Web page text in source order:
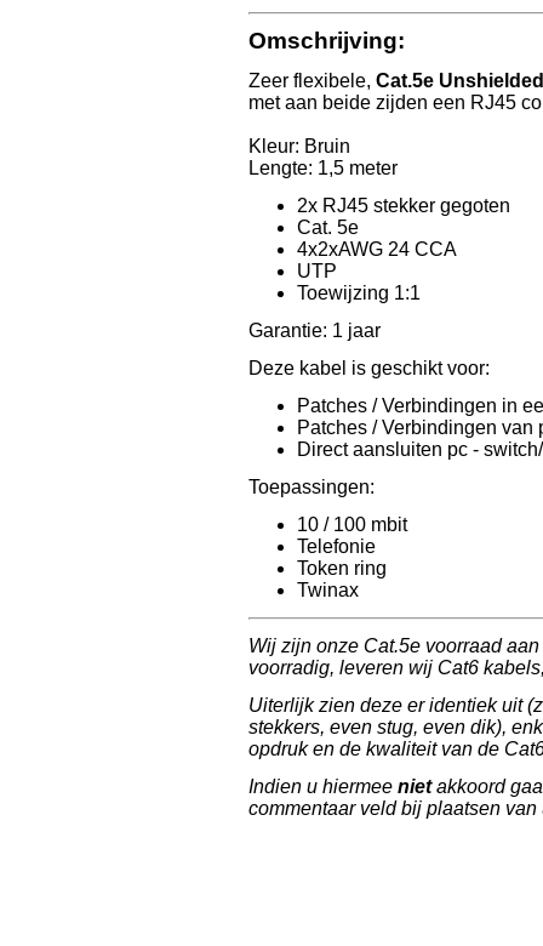
Omschrijving:
Zeer flexibele, Cat.5e Unshielded
met aan beide zijden een RJ45
Kleur: Bruin
Lengte: 1,5 meter
2x RJ45 stekker gegoten
Cat. 5e
4x2xAWG 24 CCA
UTP
Toewijzing 1:1
Garantie: 1 jaar
Deze kabel is geschikt voor:
Patches / Verbindingen in
Patches / Verbindingen van
Direct aansluiten pc -
Toepassingen:
10 / 100 mbit
Telefonie
Token ring
Twinax
Wij zijn onze Cat.5e voorraad
voorradig, leveren wij Cat6
Uiterlijk zien deze er identiek uit
stekkers, even stug, even dik),
opdruk en de kwaliteit van de
Indien u hiermee nietakkoord
commentaar veld bij plaatsen